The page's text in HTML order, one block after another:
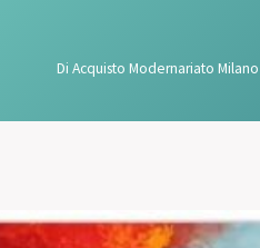
Di Acquisto Modernariato Milano